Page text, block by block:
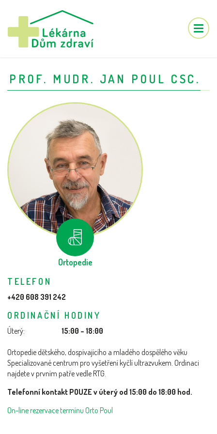
Toggle
PROF. MUDR. JAN POUL CSC.
Ortopedie
TELEFON
+420 608 391 242
ORDINAČNÍ HODINY
Úterý: 15:00 – 18:00
Ortopedie dětského, dospívajícího a mladého dospělého věku
Specializované centrum pro vyšetření kyčlí ultrazvukem. Ordinaci
najdete v prvním patře vedle RTG.
Telefonní kontakt POUZE v úterý od 15:00 do 18:00 hod.
On-line rezervace termínu Orto Poul